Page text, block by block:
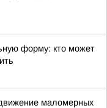
форму: кто может
маломерных